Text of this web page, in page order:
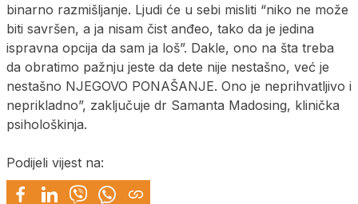
binarno razmišljanje. Ljudi će u sebi misliti “niko ne može
biti savršen, a ja nisam čist anđeo, tako da je jedina
ispravna opcija da sam ja loš”. Dakle, ono na šta treba
da obratimo pažnju jeste da dete nije nestašno, već je
nestašno NJEGOVO PONAŠANJE. Ono je neprihvatljivo i
neprikladno”, zaključuje dr Samanta Madosing, klinička
psihološkinja.
Podijeli vijest na: